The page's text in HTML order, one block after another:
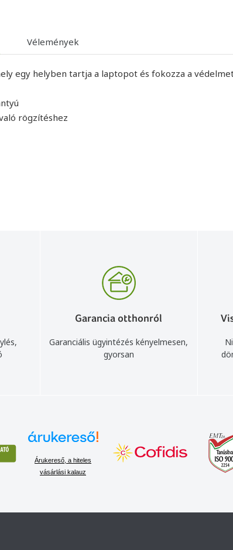
Vélemények
egy helyben tartja a laptopot és fokozza a
rögzítéshez
Garancia otthonról
Garanciális ügyintézés kényelmesen,
gyorsan
Árukereső, a hiteles
vásárlási kalauz